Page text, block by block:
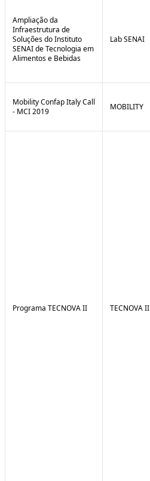
Ampliação da
Infraestrutura de
Soluções do Instituto
SENAI de Tecnologia em
Alimentos e Bebidas
Lab SENAI
Mobility Confap Italy Call
- MCI 2019
MOBILITY
Programa TECNOVA II TECNOVA II